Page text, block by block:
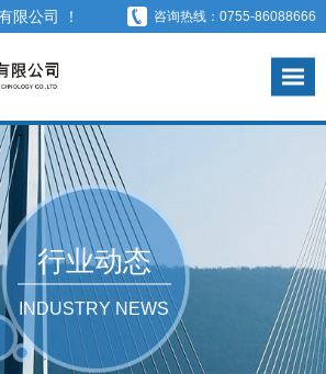
限公司 ！ 咨询热线：0755-86088666
行业动态
INDUSTRY NEWS